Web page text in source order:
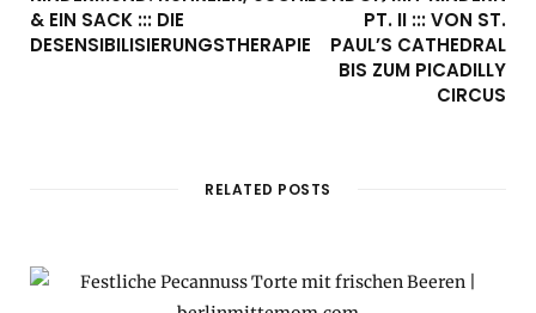
& EIN SACK ::: DIE
DESENSIBILISIERUNGSTHERAPIE
PT. II ::: VON ST.
PAUL’S CATHEDRAL
BIS ZUM PICADILLY
CIRCUS
RELATED POSTS